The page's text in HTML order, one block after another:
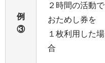
例
③
２時間の活動で
おためし券を
１枚利用した場
合